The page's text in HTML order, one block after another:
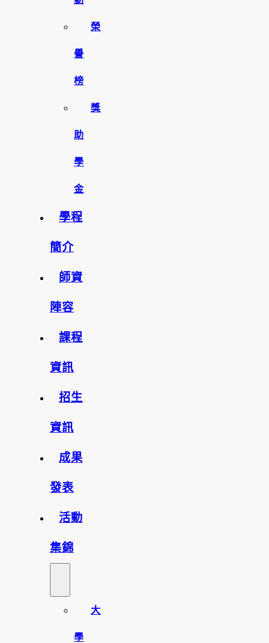
榮
譽
榜
獎
助
學
金
學程
簡介
師資
陣容
課程
資訊
招生
資訊
成果
發表
活動
集錦
大
學